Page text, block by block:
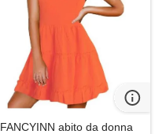
FANCYINN abito da donna